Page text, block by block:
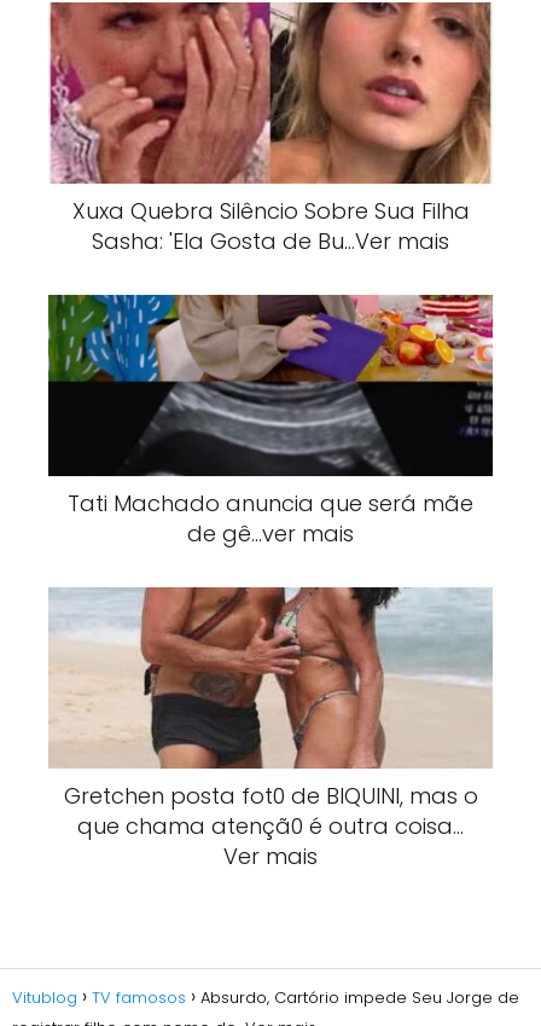
Xuxa Quebra Silêncio Sobre Sua Filha
Sasha: 'Ela Gosta de Bu…Ver mais
Tati Machado anuncia que será mãe
de gê…ver mais
Gretchen posta fot0 de BlQUlNI, mas o
que chama atençã0 é outra coisa…
Ver mais
Vitublog TV famosos
Absurdo, Cartório impede Seu Jorge de